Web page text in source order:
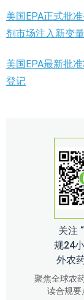
美国EPA正式批
剂市场注入新变量
美国EPA最新批
登记
关注
规24
外农
聚焦全球农
读合规要